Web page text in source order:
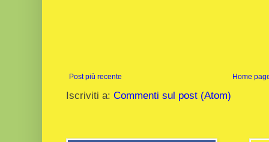
Post più recente Home
Iscriviti a: Commenti sul post (Atom)